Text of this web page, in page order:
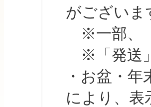
がございま
※一部、「
※「発送」
・お盆・年
により、表